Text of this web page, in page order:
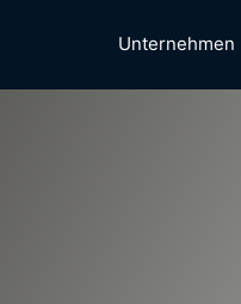
Unternehmen